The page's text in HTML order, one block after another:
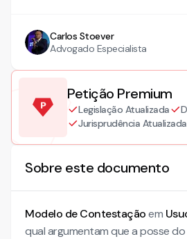
Carlos Stoever
Advogado Especialista
Petição Premium
Legislação Atualizada
Jurisprudência Atualizada
Sobre este documento
Modelo de Contestaçãoem
qual argumentam que a posse